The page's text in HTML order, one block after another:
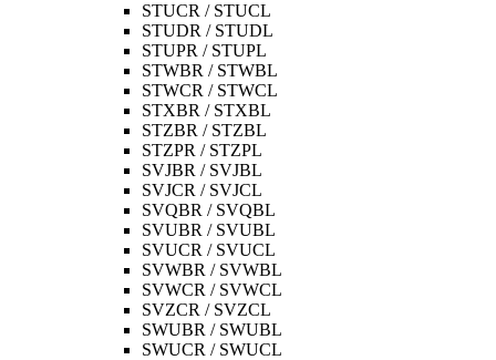
STUCR / STUCL
STUDR / STUDL
STUPR / STUPL
STWBR / STWBL
STWCR / STWCL
STXBR / STXBL
STZBR / STZBL
STZPR / STZPL
SVJBR / SVJBL
SVJCR / SVJCL
SVQBR / SVQBL
SVUBR / SVUBL
SVUCR / SVUCL
SVWBR / SVWBL
SVWCR / SVWCL
SVZCR / SVZCL
SWUBR / SWUBL
SWUCR / SWUCL